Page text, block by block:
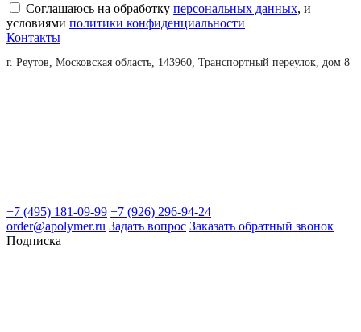
Соглашаюсь на обработку персональных данных, и
условиями политики конфиденциальности
Контакты
г. Реутов, Московская область, 143960, Транспортный переулок, дом 8
+7 (495) 181-09-99 +7 (926) 296-94-24
order@apolymer.ru Задать вопрос Заказать обратный звонок
Подписка